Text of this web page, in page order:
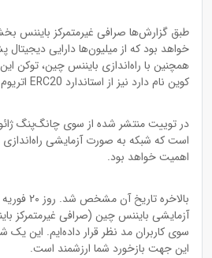
طبق گزارش‌ها صرافی غیرمتمرکز بایننس
خواهد بود که از میلیون‌ها دارایی‌ دیجیتال
همچنین با راه‌اندازی بایننس چین، توکن
کوین نام دارد نیز از استاندارد ERC20 اتریوم خارج خواهد شد.
در توییت منتشر شده از سوی چانگ‌پنگ
است که شبکه به صورت آزمایشی راه‌اندازی
اهمیت خواهد بود.
بالاخره
آزمایشی بایننس چین (صرافی غیرمتمرکز
سوی کاربران مد نظر قرار داده‌ایم. این یک
این جهت بازخورد شما ارزشمند است.